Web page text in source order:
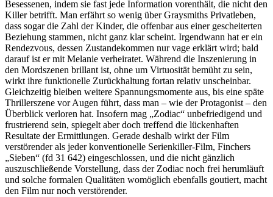
Besessenen, indem sie fast jede Information vorenthält, die nicht den
Killer betrifft. Man erfährt so wenig über Graysmiths Privatleben,
dass sogar die Zahl der Kinder, die offenbar aus einer gescheiterten
Beziehung stammen, nicht ganz klar scheint. Irgendwann hat er ein
Rendezvous, dessen Zustandekommen nur vage erklärt wird; bald
darauf ist er mit Melanie verheiratet. Während die Inszenierung in
den Mordszenen brillant ist, ohne um Virtuosität bemüht zu sein,
wirkt ihre funktionelle Zurückhaltung fortan relativ unscheinbar.
Gleichzeitig bleiben weitere Spannungsmomente aus, bis eine späte
Thrillerszene vor Augen führt, dass man – wie der Protagonist – den
Überblick verloren hat. Insofern mag „Zodiac“ unbefriedigend und
frustrierend sein, spiegelt aber doch treffend die lückenhaften
Resultate der Ermittlungen. Gerade deshalb wirkt der Film
verstörender als jeder konventionelle Serienkiller-Film, Finchers
„Sieben“ (fd 31 642) eingeschlossen, und die nicht gänzlich
auszuschließende Vorstellung, dass der Zodiac noch frei herumläuft
und solche formalen Qualitäten womöglich ebenfalls goutiert, macht
den Film nur noch verstörender.